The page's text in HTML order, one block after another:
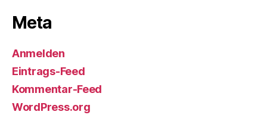
Meta
Anmelden
Eintrags-Feed
Kommentar-Feed
WordPress.org